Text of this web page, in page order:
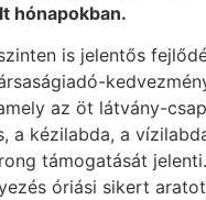
hónapokban.
is jelentős
az öt látvány-
a kézilabda, a
támogatását
óriási sikert